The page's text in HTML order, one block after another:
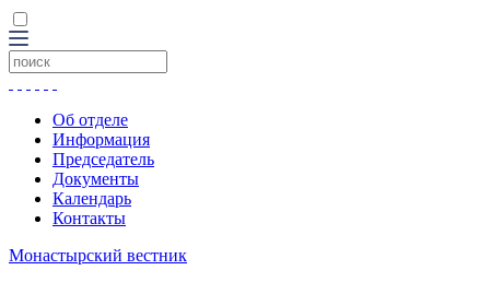
Об отделе
Информация
Председатель
Документы
Календарь
Контакты
Монастырский вестник